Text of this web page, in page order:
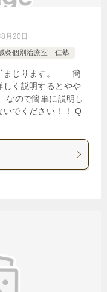
月20日
灸個別治療室 仁塾
ずまじります。 簡
しく説明するとやや
ので簡単に説明し
いでください！！ Q